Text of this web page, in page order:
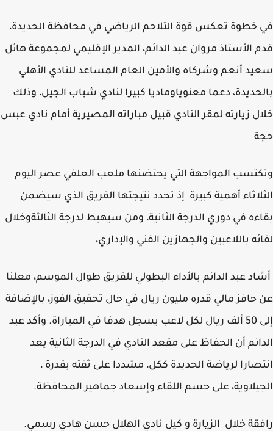
خطوة تعكس قوة التلاحم الرياضي في محافظة الحديدة،
الأستاذ مروان عبد الدائم، المدير الإقليمي لمجموعة هائل
أنعم وشركاه والأمين العام المساعد للنادي الأهلي
دعما معنوياوماديا كبيرا لنادي شباب الجيل، وذلك
زيارته لمقر النادي قبيل مباراته المصيرية أمام نادي عبس
المواجهة التي يحتضنها ملعب العلفي عصر اليوم
أهمية كبيرة إذ تحدد نتيجتها الفريق الذي سيضمن
في دوري الدرجة الثانية، ومن سيهبط لدرجة الثالثةوخلال
باللاعبين والجهازين الفني والإداري،
عبد الدائم بالأداء البطولي للفريق طوال الموسم، معلنا
مالي قدره مليون ريال في حال تحقيق الفوز، بالإضافة
إلى 50 ألف ريال لكل لاعب يسجل هدفا في المباراة. وأكد عبد
أن الحفاظ على مقعد النادي في الدرجة الثانية يعد
لرياضة الحديدة ككل، مشددا على ثقته بقدرة ،
على حسم اللقاء وإسعاد جماهير المحافظة.
خلال الزيارة و كيل نادي الهلال حسن هادي رسمي.